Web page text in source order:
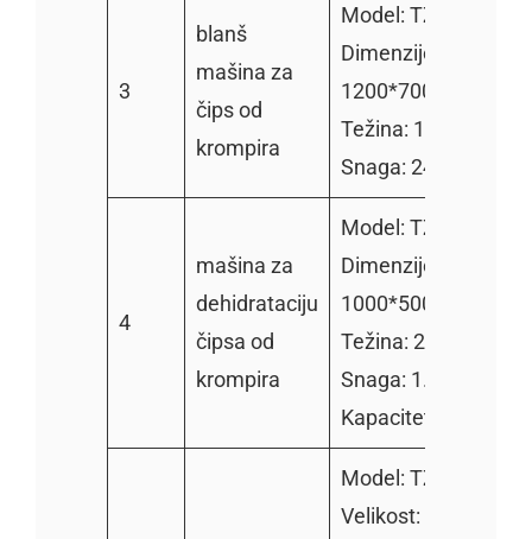
3
blanš
mašina za
čips od
krompira
Model: TZ-1000
Dimenzije:
1200*700*950mm
Težina: 100kg
Snaga: 24kw
4
mašina za
dehidrataciju
čipsa od
krompira
Model: TZ-400
Dimenzije:
1000*500*700mm
Težina: 260kg
Snaga: 1.1kw
Kapacitet: 300kg/h
Model: TZ-2000
Velikost: